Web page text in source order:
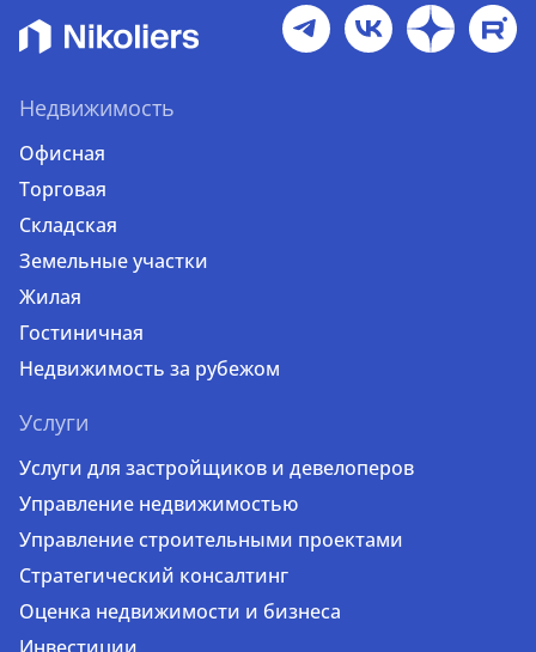
Недвижимость
Офисная
Торговая
Складская
Земельные участки
Жилая
Гостиничная
Недвижимость за рубежом
Услуги
Услуги для застройщиков и девелоперов
Управление недвижимостью
Управление строительными проектами
Стратегический консалтинг
Оценка недвижимости и бизнеса